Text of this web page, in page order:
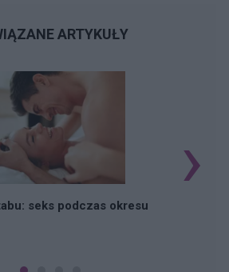
ARTYKUŁY
seks podczas okresu
›